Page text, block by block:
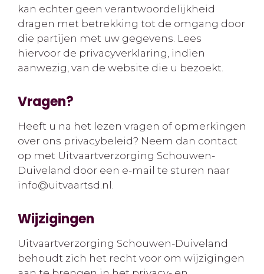
kan echter geen verantwoordelijkheid
dragen met betrekking tot de omgang door
die partijen met uw gegevens. Lees
hiervoor de privacyverklaring, indien
aanwezig, van de website die u bezoekt.
Vragen?
Heeft u na het lezen vragen of opmerkingen
over ons privacybeleid? Neem dan contact
op met Uitvaartverzorging Schouwen-
Duiveland door een e-mail te sturen naar
info@uitvaartsd.nl.
Wijzigingen
Uitvaartverzorging Schouwen-Duiveland
behoudt zich het recht voor om wijzigingen